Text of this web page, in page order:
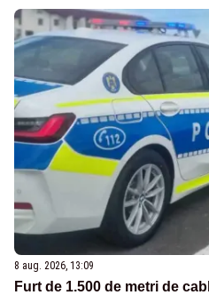
8 aug. 2026, 13:09
Furt de 1.500 de metri de